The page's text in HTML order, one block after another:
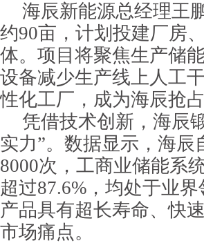
海辰新能源总经理王
约90亩，计划投建厂房
体。项目将聚焦生产储
设备减少生产线上人工
性化工厂，成为海辰抢
凭借技术创新，海辰
实力”。数据显示，海
8000次，工商业储能系
超过87.6%，均处于业
产品具有超长寿命、快
市场痛点。